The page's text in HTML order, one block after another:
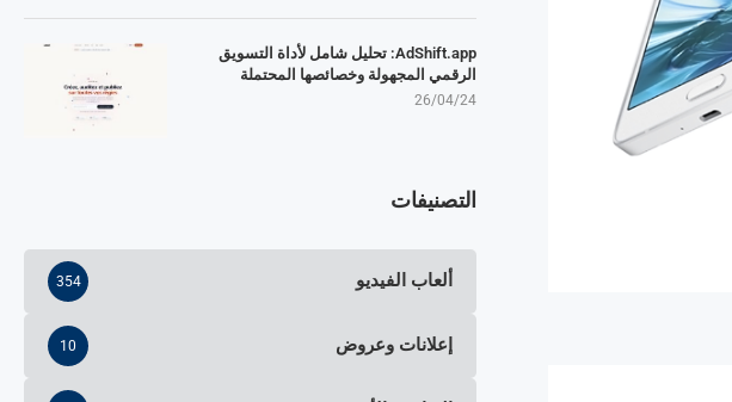
AdShift.app: تحليل شامل لأداة التسويق
الرقمي المجهولة وخصائصها المحتملة
26/04/24
التصنيفات
ألعاب الفيديو 354
إعلانات وعروض 10